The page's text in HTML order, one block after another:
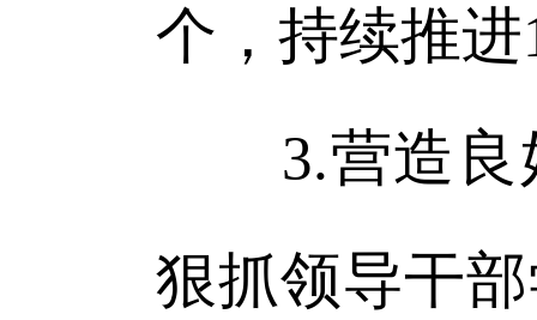
个，持续推
3.营造良好
狠抓领导干